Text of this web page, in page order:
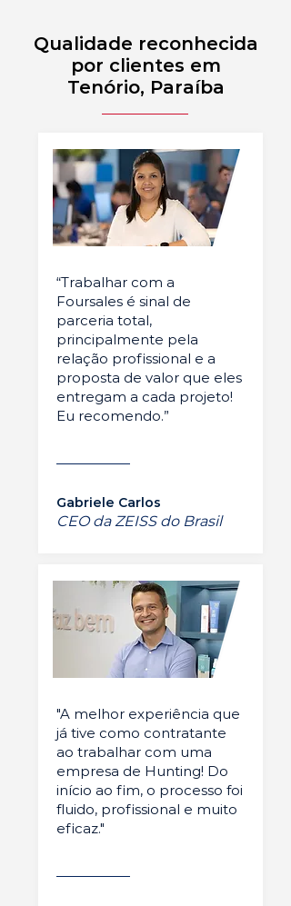
Qualidade reconhecida
por clientes em
Tenório, Paraíba
“Trabalhar com a
Foursales é sinal de
parceria total,
principalmente pela
relação profissional e a
proposta de valor que eles
entregam a cada projeto!
Eu recomendo.”
Gabriele Carlos
CEO da ZEISS do Brasil
"A melhor experiência que
já tive como contratante
ao trabalhar com uma
empresa de Hunting! Do
início ao fim, o processo foi
fluido, profissional e muito
eficaz."